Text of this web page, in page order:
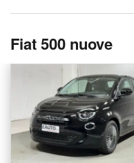
Fiat 500 nuove